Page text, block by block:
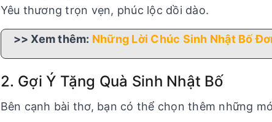
Yêu thương trọn vẹn, phúc lộc dồi dào.
>> Xem thêm: Những Lời Chúc Sinh Nhật Bố
2. Gợi Ý Tặng Quà Sinh Nhật Bố
Bên cạnh bài thơ, bạn có thể chọn thêm những